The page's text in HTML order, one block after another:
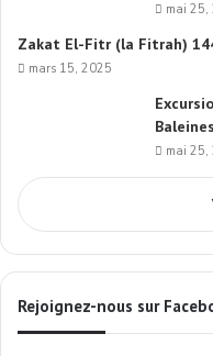
mai 25,
Zakat El-Fitr (la Fitrah)
mars 15, 2025
mai 25,
Rejoignez-nous sur